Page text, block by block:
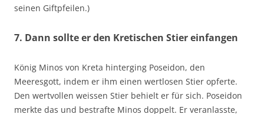
seinen Giftpfeilen.)
7. Dann sollte er den Kretischen Stier einfangen
König Minos von Kreta hinterging Poseidon, den
Meeresgott, indem er ihm einen wertlosen Stier opferte.
Den wertvollen weissen Stier behielt er für sich. Poseidon
merkte das und bestrafte Minos doppelt. Er veranlasste,